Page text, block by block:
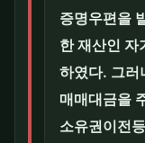
증명우편을
한 재산인 자
하였다. 그러
매매대금을
소유권이전